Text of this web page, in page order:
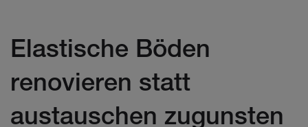
Elastische Böden
renovieren statt
austauschen zugunsten